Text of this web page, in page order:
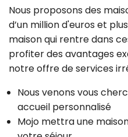
Nous proposons des
d’un million d'euros et
maison qui rentre dans
profiter des avantages
notre offre de services
Nous venons vous
accueil personnalisé
Mojo mettra une